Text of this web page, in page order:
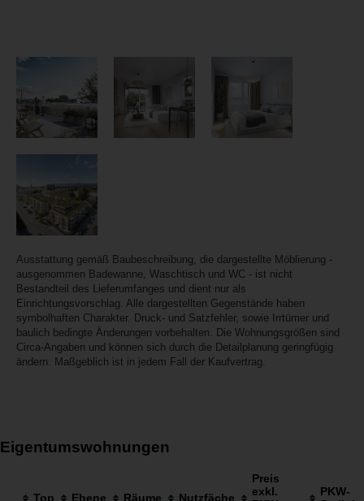
Ausstattung gemäß Baubeschreibung, die dargestellte Möblierung -
ausgenommen Badewanne, Waschtisch und WC - ist nicht
Bestandteil des Lieferumfanges und dient nur als
Einrichtungsvorschlag. Alle dargestellten Gegenstände haben
symbolhaften Charakter. Druck- und Satzfehler, sowie Irrtümer und
baulich bedingte Änderungen vorbehalten. Die Wohnungsgrößen sind
Circa-Angaben und können sich durch die Detailplanung geringfügig
ändern. Maßgeblich ist in jedem Fall der Kaufvertrag.
Eigentumswohnungen
Top Ebene Räume Nutzfäche
Preis
exkl.
PKW-